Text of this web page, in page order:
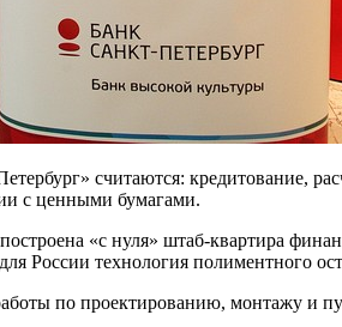
считаются: кредитование,
с ценными бумагами.
«с нуля» штаб-квартира
России технология полиментного
по проектированию, монтажу и